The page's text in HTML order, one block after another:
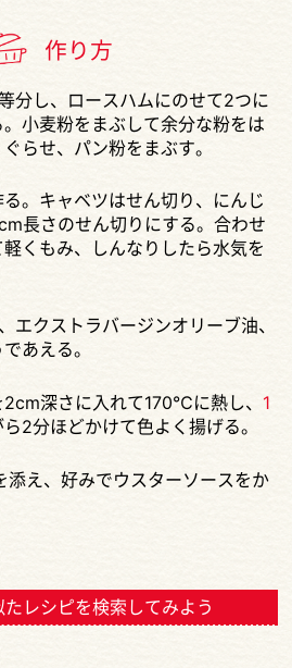
作り方
分し、ロースハムにのせて2つに
小麦粉をまぶして余分な粉をは
らせ、パン粉をまぶす。
。キャベツはせん切り、にんじ
長さのせん切りにする。合わせ
くもみ、しんなりしたら水気を
エクストラバージンオリーブ油、
あえる。
深さに入れて170℃に熱し、 1
2分ほどかけて色よく揚げる。
添え、好みでウスターソースをか
レシピを検索してみよう